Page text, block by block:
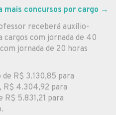
mais concursos por cargo →
receberá auxílio-
com jornada de 40
jornada de 20 horas
R$ 3.130,85 para
R$ 4.304,92 para
5.831,21 para